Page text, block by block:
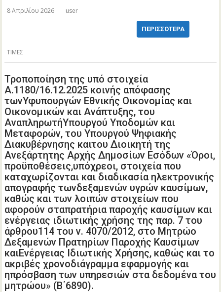
8 Απριλίου 2026 user
ΠΕΡΙΣΣΌΤΕΡΑ
ΤΙΜΕΣ
Τροποποίηση της υπό στοιχεία
Α.1180/16.12.2025 κοινής απόφασης
τωνΥφυπουργών Εθνικής Οικονομίας και
Οικονομικών και Ανάπτυξης, του
ΑναπληρωτήΥπουργού Υποδομών και
Μεταφορών, του Υπουργού Ψηφιακής
Διακυβέρνησης καιτου Διοικητή της
Ανεξάρτητης Αρχής Δημοσίων Εσόδων «Όροι,
προϋποθέσεις,υπόχρεοι, στοιχεία που
καταχωρίζονται και διαδικασία ηλεκτρονικής
απογραφής τωνδεξαμενών υγρών καυσίμων,
καθώς και των λοιπών στοιχείων που
αφορούν σταπρατήρια παροχής καυσίμων και
ενέργειας ιδιωτικής χρήσης της παρ. 7 του
άρθρου114 του ν. 4070/2012, στο Μητρώο
Δεξαμενών Πρατηρίων Παροχής Καυσίμων
καιΕνέργειας Ιδιωτικής Χρήσης, καθώς και το
ακριβές χρονοδιάγραμμα εφαρμογής και
ηπρόσβαση των υπηρεσιών στα δεδομένα του
μητρώου» (Β΄6890).